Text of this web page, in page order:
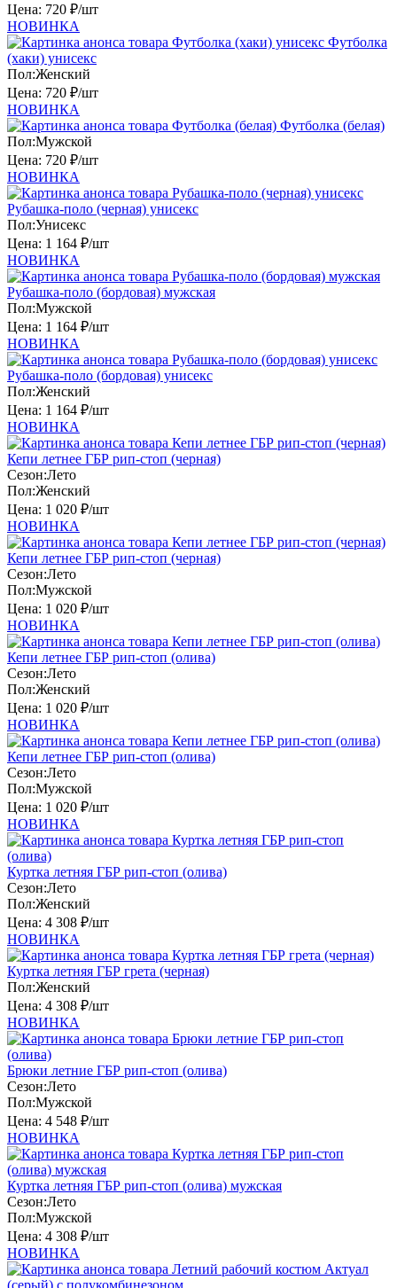
Цена: 720 ₽/шт
НОВИНКА
Футболка
(хаки) унисекс
Пол:Женский
Цена: 720 ₽/шт
НОВИНКА
Футболка (белая)
Пол:Мужской
Цена: 720 ₽/шт
НОВИНКА
Рубашка-поло (черная) унисекс
Пол:Унисекс
Цена: 1 164 ₽/шт
НОВИНКА
Рубашка-поло (бордовая) мужская
Пол:Мужской
Цена: 1 164 ₽/шт
НОВИНКА
Рубашка-поло (бордовая) унисекс
Пол:Женский
Цена: 1 164 ₽/шт
НОВИНКА
Кепи летнее ГБР рип-стоп (черная)
Сезон:Лето
Пол:Женский
Цена: 1 020 ₽/шт
НОВИНКА
Кепи летнее ГБР рип-стоп (черная)
Сезон:Лето
Пол:Мужской
Цена: 1 020 ₽/шт
НОВИНКА
Кепи летнее ГБР рип-стоп (олива)
Сезон:Лето
Пол:Женский
Цена: 1 020 ₽/шт
НОВИНКА
Кепи летнее ГБР рип-стоп (олива)
Сезон:Лето
Пол:Мужской
Цена: 1 020 ₽/шт
НОВИНКА
Куртка летняя ГБР рип-стоп (олива)
Сезон:Лето
Пол:Женский
Цена: 4 308 ₽/шт
НОВИНКА
Куртка летняя ГБР грета (черная)
Пол:Женский
Цена: 4 308 ₽/шт
НОВИНКА
Брюки летние ГБР рип-стоп (олива)
Сезон:Лето
Пол:Мужской
Цена: 4 548 ₽/шт
НОВИНКА
Куртка летняя ГБР рип-стоп (олива) мужская
Сезон:Лето
Пол:Мужской
Цена: 4 308 ₽/шт
НОВИНКА